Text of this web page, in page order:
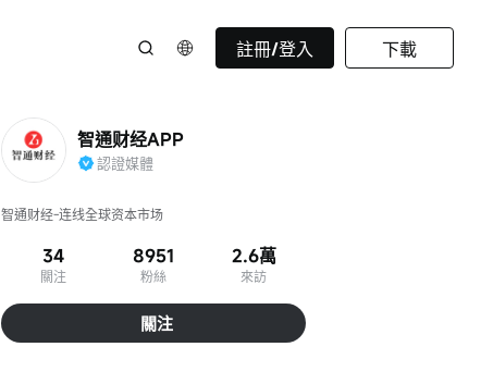
註冊/登入 下載
智通财经APP
認證媒體
智通财经-连线全球资本市场
34
關注
8951
粉絲
2.6萬
來訪
關注